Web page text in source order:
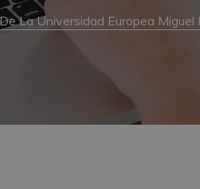
La Universidad Europea